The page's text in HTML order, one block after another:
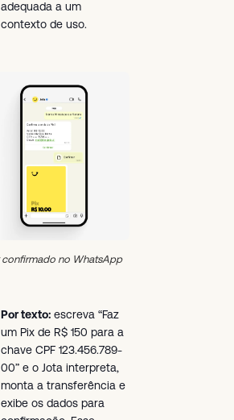
adequada a um
contexto de uso.
confirmado no WhatsApp
Por texto: escreva “Faz
um Pix de R$ 150 para a
chave CPF 123.456.789-
00” e o Jota interpreta,
monta a transferência e
exibe os dados para